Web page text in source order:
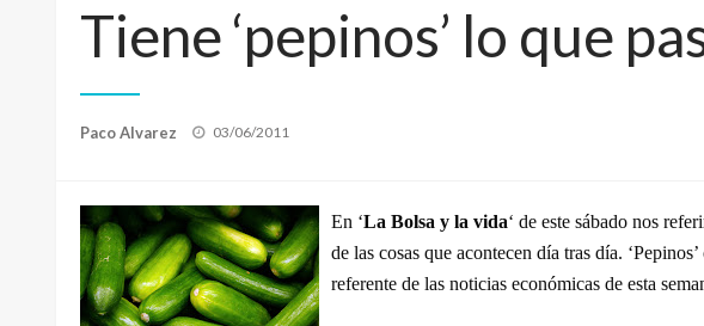
Tiene ‘pepinos’ lo que
Paco Alvarez
Publicado
03/06/2011
En ‘La Bolsa y la vida‘ de este sábado nos
de las cosas que acontecen día tras día.
referente de las noticias económicas de esta